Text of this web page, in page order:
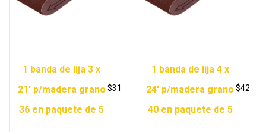
1 banda de lija 3 x
21′ p/madera grano
36 en paquete de 5
$31
1 banda de lija 4 x
24′ p/madera grano
40 en paquete de 5
$42